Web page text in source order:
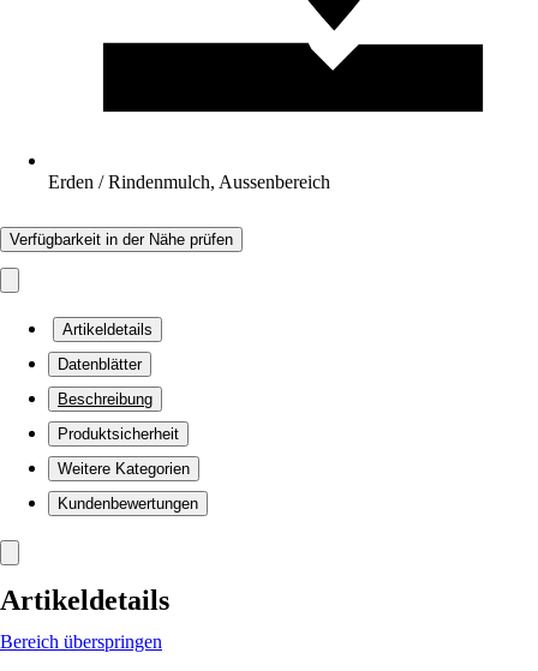
Erden / Rindenmulch, Aussenbereich
Verfügbarkeit in der Nähe prüfen
Artikeldetails
Datenblätter
Beschreibung
Produktsicherheit
Weitere Kategorien
Kundenbewertungen
Artikeldetails
Bereich überspringen